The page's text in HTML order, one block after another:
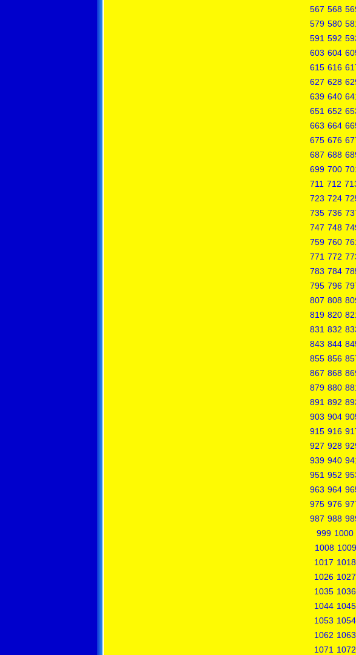
567 568
579 580
591 592
603 604
615 616
627 628
639 640
651 652
663 664
675 676
687 688
699 700
711 712
723 724
735 736
747 748
759 760
771 772
783 784
795 796
807 808
819 820
831 832
843 844
855 856
867 868
879 880
891 892
903 904
915 916
927 928
939 940
951 952
963 964
975 976
987 988
999 1000
1008 1009
1017 1018
1026 1027
1035 1036
1044 1045
1053 1054
1062 1063
1071 1072